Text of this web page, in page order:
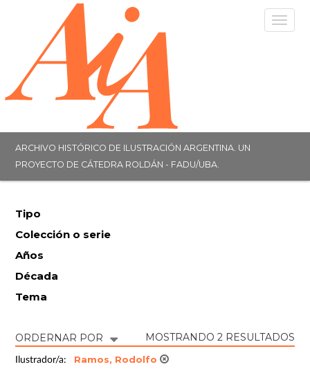
ARCHIVO HISTÓRICO DE ILUSTRACIÓN ARGENTINA. UN
PROYECTO DE CÁTEDRA ROLDÁN - FADU/UBA.
Tipo
Colección o serie
Años
Década
Tema
ORDERNAR POR MOSTRANDO 2 RESULTADOS
Ilustrador/a: Ramos, Rodolfo